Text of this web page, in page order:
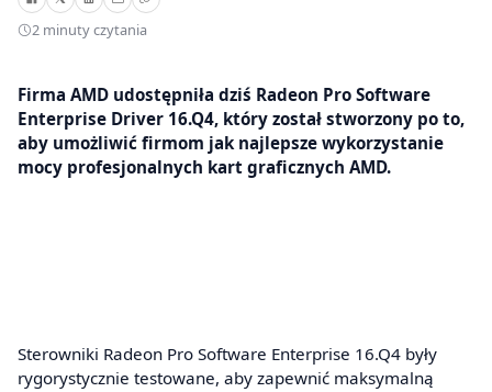
2 minuty czytania
Firma AMD udostępniła dziś Radeon Pro Software
Enterprise Driver 16.Q4, który został stworzony po to,
aby umożliwić firmom jak najlepsze wykorzystanie
mocy profesjonalnych kart graficznych AMD.
Sterowniki Radeon Pro Software Enterprise 16.Q4 były
rygorystycznie testowane, aby zapewnić maksymalną